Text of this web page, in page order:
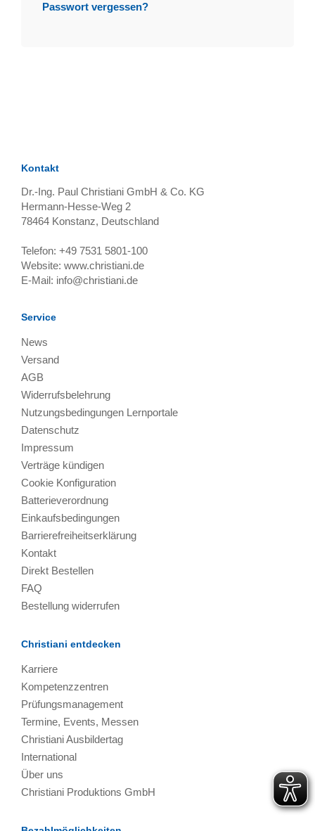
Passwort vergessen?
Kontakt
Dr.-Ing. Paul Christiani GmbH & Co. KG
Hermann-Hesse-Weg 2
78464 Konstanz, Deutschland
Telefon: +49 7531 5801-100
Website: www.christiani.de
E-Mail: info@christiani.de
Service
News
Versand
AGB
Widerrufsbelehrung
Nutzungsbedingungen Lernportale
Datenschutz
Impressum
Verträge kündigen
Cookie Konfiguration
Batterieverordnung
Einkaufsbedingungen
Barrierefreiheitserklärung
Kontakt
Direkt Bestellen
FAQ
Bestellung widerrufen
Christiani entdecken
Karriere
Kompetenzzentren
Prüfungsmanagement
Termine, Events, Messen
Christiani Ausbildertag
International
Über uns
Christiani Produktions GmbH